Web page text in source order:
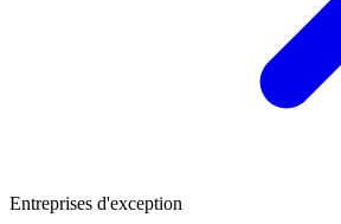
Entreprises d'exception